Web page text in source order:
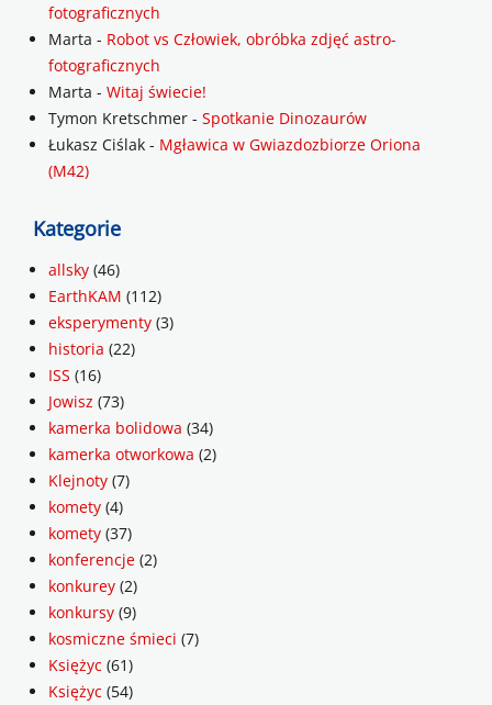
fotograficznych
Marta - Robot vs Człowiek, obróbka zdjęć astro-
fotograficznych
Marta - Witaj świecie!
Tymon Kretschmer - Spotkanie Dinozaurów
Łukasz Ciślak - Mgławica w Gwiazdozbiorze Oriona
(M42)
Kategorie
allsky (46)
EarthKAM (112)
eksperymenty (3)
historia (22)
ISS (16)
Jowisz (73)
kamerka bolidowa (34)
kamerka otworkowa (2)
Klejnoty (7)
komety (4)
komety (37)
konferencje (2)
konkurey (2)
konkursy (9)
kosmiczne śmieci (7)
Księżyc (61)
Księżyc (54)